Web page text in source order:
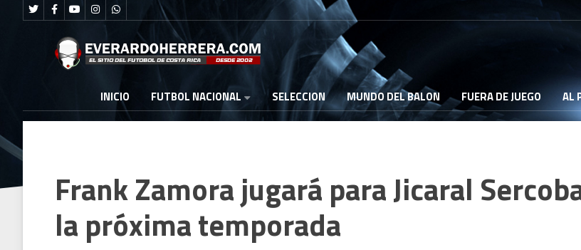
INICIO FUTBOL NACIONAL SELECCION MUNDO DEL BALON FUERA DE JUEGO AL
Frank Zamora jugará para Jicaral
la próxima temporada